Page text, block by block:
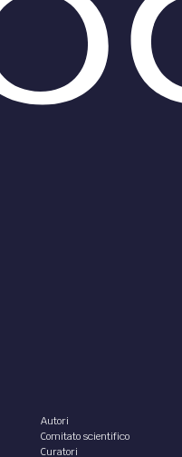
Autori
Comitato scientifico
Curatori